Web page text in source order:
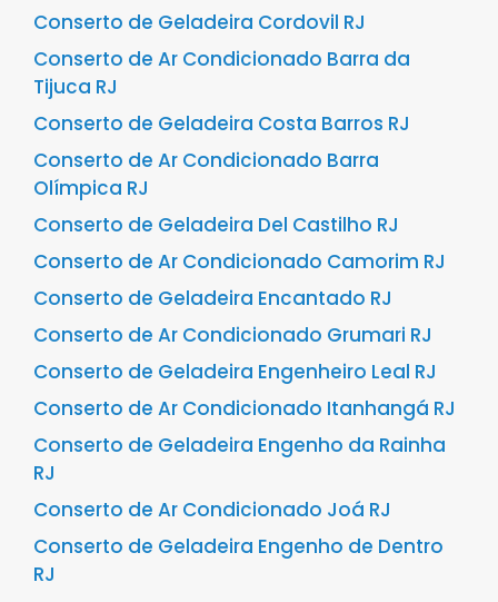
Conserto de Geladeira Cordovil RJ
Conserto de Ar Condicionado Barra da
Tijuca RJ
Conserto de Geladeira Costa Barros RJ
Conserto de Ar Condicionado Barra
Olímpica RJ
Conserto de Geladeira Del Castilho RJ
Conserto de Ar Condicionado Camorim RJ
Conserto de Geladeira Encantado RJ
Conserto de Ar Condicionado Grumari RJ
Conserto de Geladeira Engenheiro Leal RJ
Conserto de Ar Condicionado Itanhangá RJ
Conserto de Geladeira Engenho da Rainha
RJ
Conserto de Ar Condicionado Joá RJ
Conserto de Geladeira Engenho de Dentro
RJ